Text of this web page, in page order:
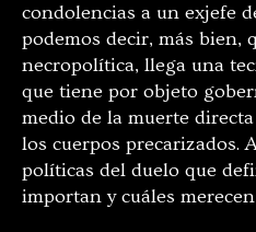
condolencias a un exjefe
podemos decir, más bien,
necropolítica, llega una
que tiene por objeto
medio de la muerte
los cuerpos precarizados.
políticas del duelo que
importan y cuáles